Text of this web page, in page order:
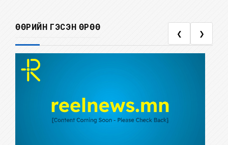
ӨӨРИЙН ГЭСЭН ӨРӨӨ
❮ ❯